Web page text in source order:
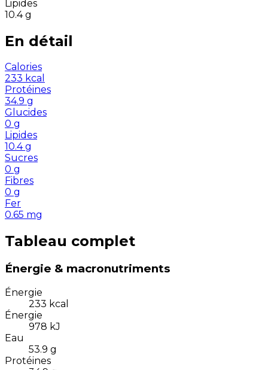
Lipides
10.4 g
En détail
Calories
233 kcal
Protéines
34.9 g
Glucides
0 g
Lipides
10.4 g
Sucres
0 g
Fibres
0 g
Fer
0.65 mg
Tableau complet
Énergie & macronutriments
Énergie
233 kcal
Énergie
978 kJ
Eau
53.9 g
Protéines